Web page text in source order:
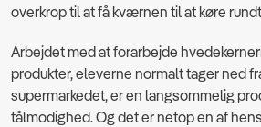
overkrop til at få kværnen til at køre
Arbejdet med at forarbejde
produkter, eleverne normalt tager ned
supermarkedet, er en langsommelig
tålmodighed. Og det er netop en af